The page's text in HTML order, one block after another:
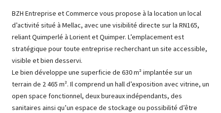
BZH Entreprise et Commerce vous propose à la location un local
d’activité situé à Mellac, avec une visibilité directe sur la RN165,
reliant Quimperlé à Lorient et Quimper. L’emplacement est
stratégique pour toute entreprise recherchant un site accessible,
visible et bien desservi.
Le bien développe une superficie de 630 m² implantée sur un
terrain de 2 465 m². Il comprend un hall d’exposition avec vitrine, un
open space fonctionnel, deux bureaux indépendants, des
sanitaires ainsi qu’un espace de stockage ou possibilité d’être